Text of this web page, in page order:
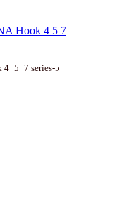
series-5